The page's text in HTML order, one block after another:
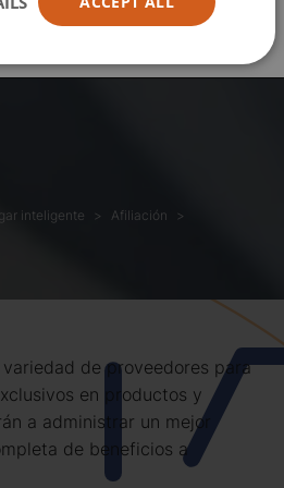
inteligente
Afiliación
de proveedores para
en productos y
a administrar un mejor
de beneficios a